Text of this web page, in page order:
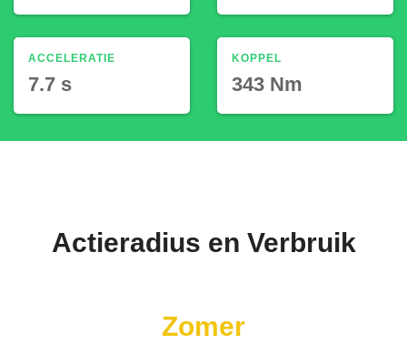
ACCELERATIE
7.7 s
KOPPEL
343 Nm
Actieradius en Verbruik
Zomer